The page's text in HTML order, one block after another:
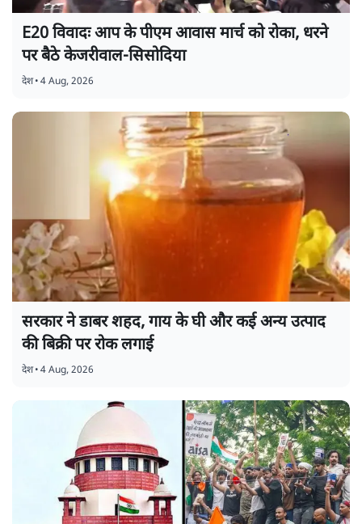
E20 विवादः आप के पीएम आवास मार्च को रोका, धरने
पर बैठे केजरीवाल-सिसोदिया
देश•4 Aug, 2026
सरकार ने डाबर शहद, गाय के घी और कई अन्य उत्पाद
की बिक्री पर रोक लगाई
देश•4 Aug, 2026